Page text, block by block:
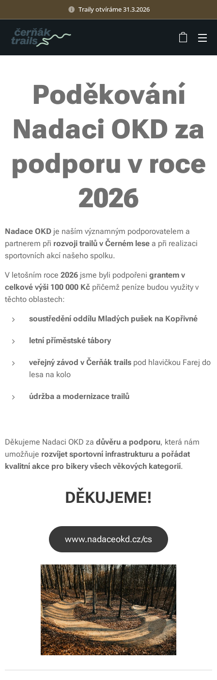
Traily otvíráme 31.3.2026
Poděkování
Nadaci OKD za
podporu v roce
2026
Nadace OKD je naším významným podporovatelem a
partnerem při rozvoji trailů v Černém lese a při realizaci
sportovních akcí našeho spolku.
V letošním roce 2026 jsme byli podpořeni grantem v
celkové výši 100 000 Kč přičemž peníze budou využity v
těchto oblastech:
soustředění oddílu Mladých pušek na Kopřivné
letní příměstské tábory
veřejný závod v Čerňák trails pod hlavičkou Farej do
lesa na kolo
údržba a modernizace trailů
Děkujeme Nadaci OKD za důvěru a podporu, která nám
umožňuje rozvíjet sportovní infrastrukturu a pořádat
kvalitní akce pro bikery všech věkových kategorií.
DĚKUJEME!
www.nadaceokd.cz/cs